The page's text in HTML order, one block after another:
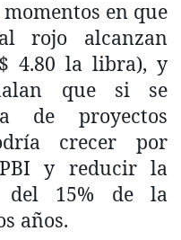
en que
rojo alcanzan
4.80 la libra), y
que si se
de proyectos
crecer por
y reducir la
del 15% de la
años.